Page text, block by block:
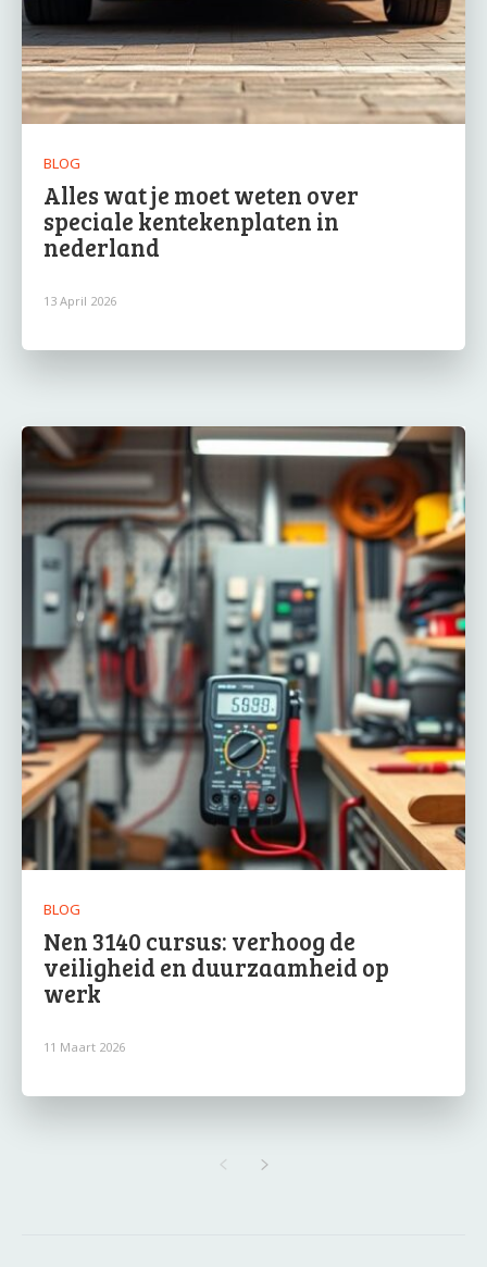
BLOG
Alles wat je moet weten over
speciale kentekenplaten in
nederland
13 April 2026
BLOG
Nen 3140 cursus: verhoog de
veiligheid en duurzaamheid op
werk
11 Maart 2026